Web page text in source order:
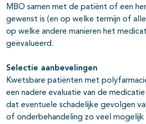
MBO samen met de patiënt of een
gewenst is (en op welke termijn of
op welke andere manieren het
geëvalueerd.
Selectie aanbevelingen
Kwetsbare patiënten met
een nadere evaluatie van de
dat eventuele schadelijke gevolgen
of onderbehandeling zo veel